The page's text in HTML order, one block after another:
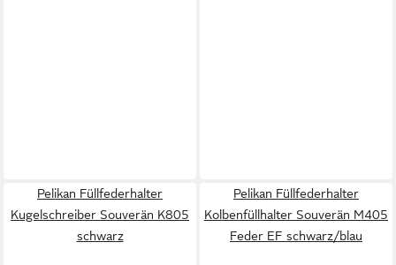
Pelikan Füllfederhalter
Kugelschreiber Souverän K805
schwarz
Pelikan Füllfederhalter
Kolbenfüllhalter Souverän M405
Feder EF schwarz/blau